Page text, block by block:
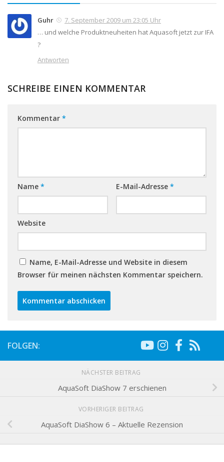
Guhr
7. September 2009 um 23:05 Uhr
… und welche Produktneuheiten hat Aquasoft jetzt zur IFA
?
Antworten
SCHREIBE EINEN KOMMENTAR
Kommentar *
Name * E-Mail-Adresse *
Website
Name, E-Mail-Adresse und Website in diesem
Browser für meinen nächsten Kommentar speichern.
FOLGEN:
NÄCHSTER BEITRAG
AquaSoft DiaShow 7 erschienen
VORHERIGER BEITRAG
AquaSoft DiaShow 6 – Aktuelle Rezension